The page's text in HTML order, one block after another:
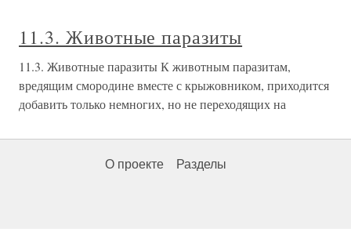
11.3. Животные паразиты
11.3. Животные паразиты К животным паразитам,
вредящим смородине вместе с крыжовником, приходится
добавить только немногих, но не переходящих на
О проекте Разделы